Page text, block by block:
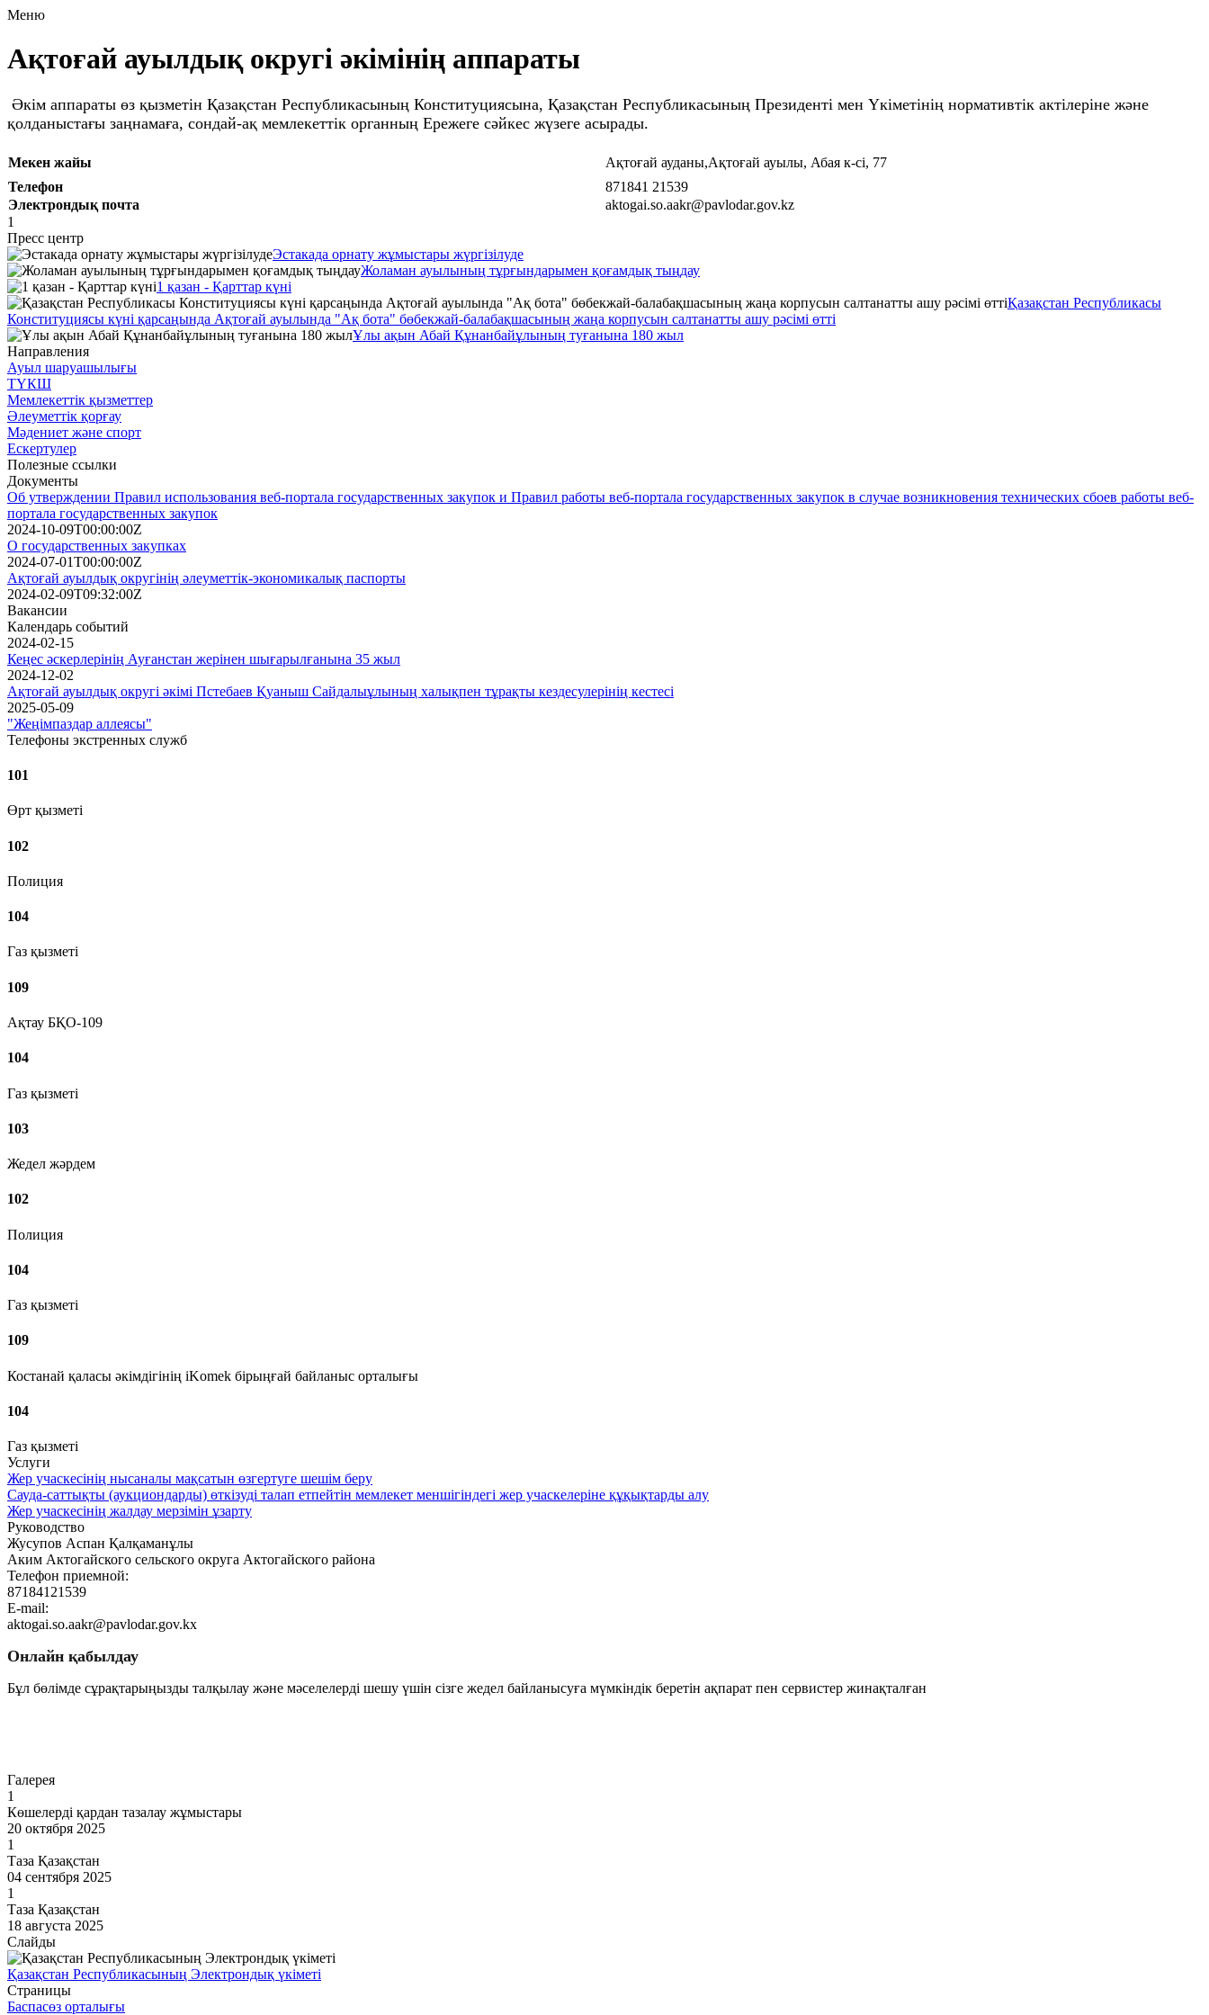
Меню
Ақтоғай ауылдық округі әкімінің аппараты
Әкім аппараты өз қызметін Қазақстан Республикасының Конституциясына, Қазақстан Республикасының Президенті мен Үкіметінің нормативтік актілеріне және
қолданыстағы заңнамаға, сондай-ақ мемлекеттік органның Ережеге сәйкес жүзеге асырады.
Мекен жайы
Ақтоғай ауданы,Ақтоғай ауылы, Абая к-сі, 77
Телефон
871841 21539
Электрондық почта
aktogai.so.aakr@pavlodar.gov.kz
1
Пресс центр
Эстакада орнату жұмыстары жүргізілуде
Жоламан ауылының тұрғындарымен қоғамдық тыңдау
1 қазан - Қарттар күні
Қазақстан Республикасы
Конституциясы күні қарсаңында Ақтоғай ауылында "Ақ бота" бөбекжай-балабақшасының жаңа корпусын салтанатты ашу рәсімі өтті
Ұлы ақын Абай Құнанбайұлының туғанына 180 жыл
Направления
Ауыл шаруашылығы
ТҮКШ
Мемлекеттік қызметтер
Әлеуметтік қорғау
Мәдениет және спорт
Ескертулер
Полезные ссылки
Документы
Об утверждении Правил использования веб-портала государственных закупок и Правил работы веб-портала государственных закупок в случае возникновения технических сбоев работы веб-
портала государственных закупок
2024-10-09T00:00:00Z
О государственных закупках
2024-07-01T00:00:00Z
Ақтоғай ауылдық округінің әлеуметтік-экономикалық паспорты
2024-02-09T09:32:00Z
Вакансии
Календарь событий
2024-02-15
Кеңес әскерлерінің Ауғанстан жерінен шығарылғанына 35 жыл
2024-12-02
Ақтоғай ауылдық округі әкімі Пстебаев Қуаныш Сайдалыұлының халықпен тұрақты кездесулерінің кестесі
2025-05-09
"Жеңімпаздар аллеясы"
Телефоны экстренных служб
101
Өрт қызметі
102
Полиция
104
Газ қызметі
109
Ақтау БҚО-109
104
Газ қызметі
103
Жедел жәрдем
102
Полиция
104
Газ қызметі
109
Костанай қаласы әкімдігінің iKomek бірыңғай байланыс орталығы
104
Газ қызметі
Услуги
Жер учаскесінің нысаналы мақсатын өзгертуге шешім беру
Сауда-саттықты (аукциондарды) өткізуді талап етпейтін мемлекет меншігіндегі жер учаскелеріне құқықтарды алу
Жер учаскесінің жалдау мерзімін ұзарту
Руководство
Жусупов Аспан Қалқаманұлы
Аким Актогайского сельского округа Актогайского района
Телефон приемной:
87184121539
E-mail:
aktogai.so.aakr@pavlodar.gov.kx
Онлайн қабылдау
Бұл бөлімде сұрақтарыңызды талқылау және мәселелерді шешу үшін сізге жедел байланысуға мүмкіндік беретін ақпарат пен сервистер жинақталған
Галерея
1
Көшелерді қардан тазалау жұмыстары
20 октября 2025
1
Таза Қазақстан
04 сентября 2025
1
Таза Қазақстан
18 августа 2025
Слайды
Қазақстан Республикасының Электрондық үкіметі
Страницы
Баспасөз орталығы